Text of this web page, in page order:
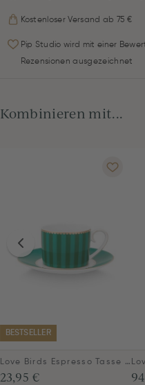
Kostenloser Versand ab 75 €
Pip Studio wird mit einer
Rezensionen ausgezeichnet
Kombinieren mit...
BESTSELLER
Love Birds Espresso Tasse & Untertasse Grün
23,95 €